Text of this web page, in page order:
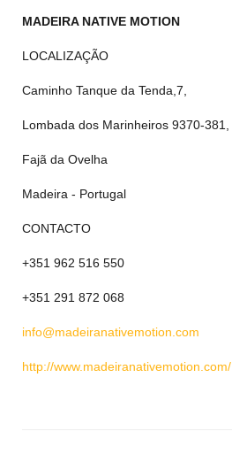
MADEIRA NATIVE MOTION
LOCALIZAÇÃO
Caminho Tanque da Tenda,7,
Lombada dos Marinheiros 9370-381,
Fajã da Ovelha
Madeira - Portugal
CONTACTO
+351 962 516 550
+351 291 872 068
info@madeiranativemotion.com
http://www.madeiranativemotion.com/